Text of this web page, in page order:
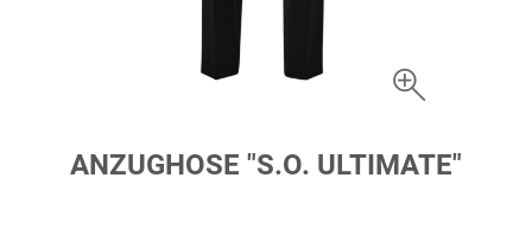
AnfangANZUGHOSE "S.O. ULTIMATE"